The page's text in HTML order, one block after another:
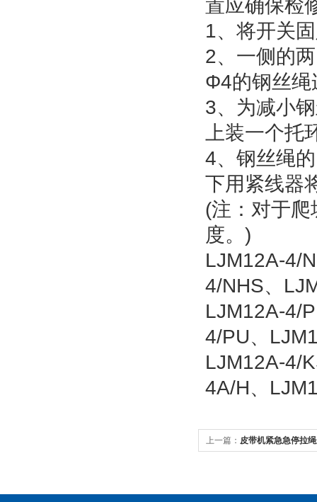
置应确保检
1、将开关
2、一侧的
Φ4的钢丝绳
3、为减小
上装一个托
4、钢丝绳
下用紧线器
(注：对于
度。)
LJM12A-4/
4/NHS、
LJM12A-4/
4/PU、
LJM12A-4/
4A/H、
上一篇： 皮带机紧急急停拉